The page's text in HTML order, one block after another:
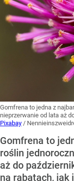
Gomfrena to jedna z
nieprzerwanie od lata aż
Pixabay /
Gomfrena to
roślin
aż do
na rabatach, jak